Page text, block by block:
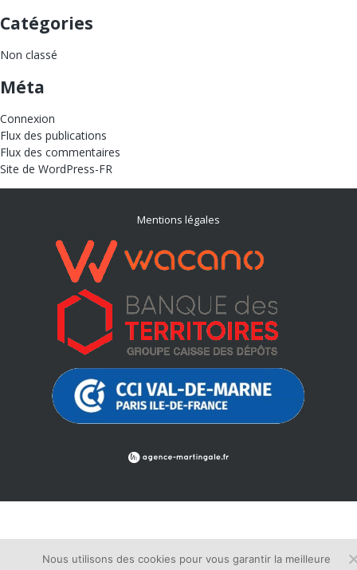
Catégories
Non classé
Méta
Connexion
Flux des publications
Flux des commentaires
Site de WordPress-FR
Mentions légales
Nous utilisons des cookies pour vous garantir la meilleure